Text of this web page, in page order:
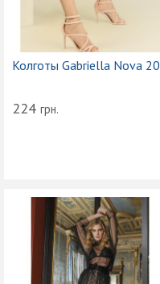
Колготы Gabriella Nova 20
224 грн.